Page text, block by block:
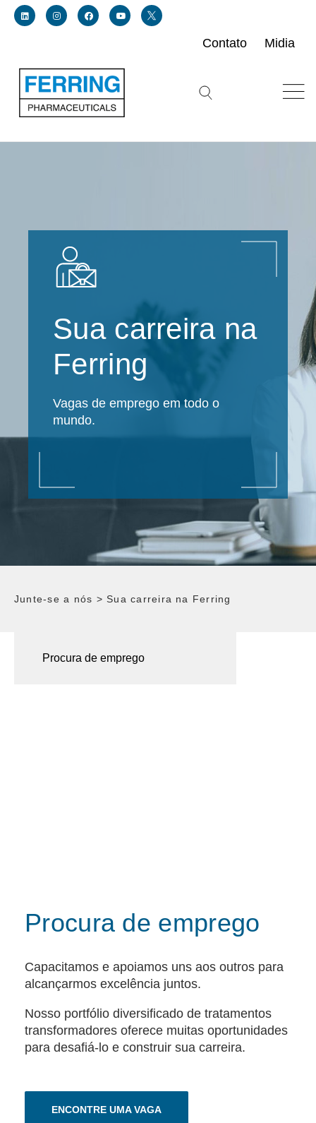
Link for twitter profile for ferring usa
Link for facebook profile for ferring usa
Link for linkedin profile for ferring usa
Link for instagram profile for ferring usa
Contato Midia
Search icon button
Junte-se a nós > Sua carreira na Ferring
Sua carreira na
Ferring
Vagas de emprego em todo o
mundo.
Procura de emprego
Procura de emprego
Capacitamos e apoiamos uns aos outros para
alcançarmos excelência juntos.
Nosso portfólio diversificado de tratamentos
transformadores oferece muitas oportunidades
para desafiá-lo e construir sua carreira.
ENCONTRE UMA VAGA